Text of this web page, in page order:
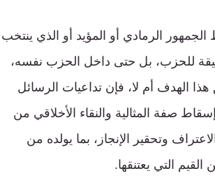
الرمادي أو المؤيد أو الذي ينتخب
للحزب، بل حتى داخل الحزب نفسه،
الهدف أم لا، فإن تداعيات الرسائل
صفة المثالية والنقاء الأخلاقي من
وتحقير الإنجاز، بما يولده من
التي يعتنقها.